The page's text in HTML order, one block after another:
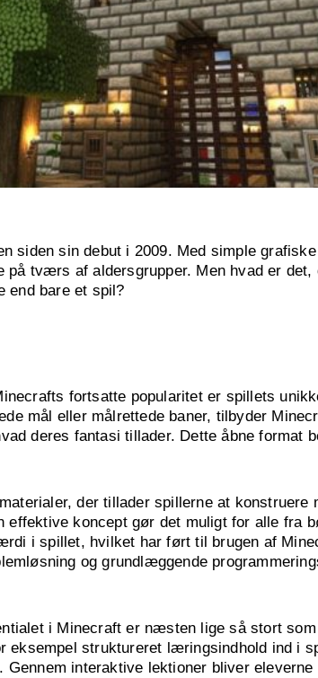
siden sin debut i 2009. Med simple
på tværs af aldersgrupper. Men hvad er
end bare et spil?
fortsatte popularitet er spillets
mål eller målrettede baner, tilbyder
deres fantasi tillader. Dette åbne format
der tillader spillerne at konstruere
effektive koncept gør det muligt for alle fra
i spillet, hvilket har ført til brugen af
og grundlæggende
i Minecraft er næsten lige så stort
eksempel struktureret læringsindhold ind i
interaktive lektioner bliver